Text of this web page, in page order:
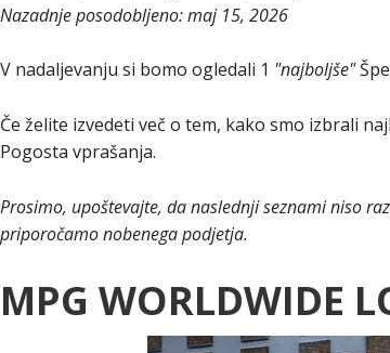
Nazadnje posodobljeno:maj 15, 2026
V nadaljevanju si bomo ogledali 1 "najboljše"
Če želite izvedeti več o tem, kako smo izbrali
Pogosta vprašanja.
Prosimo, upoštevajte, da naslednji seznami niso
priporočamo nobenega podjetja.
MPG WORLDWIDE